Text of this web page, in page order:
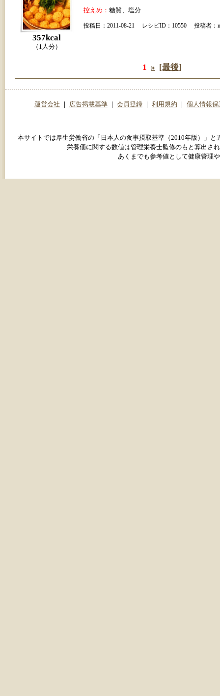
357kcal
（1人分）
控えめ： 糖質、塩分
投稿日：2011-08-21 レシピID：10550 投稿者：
1 » [最後]
運営会社 ｜ 広告掲載基準 ｜ 会員登録 ｜ 利用規約 ｜ 個人情報保
本サイトでは厚生労働省の「日本人の食事摂取基準（2010年版）」
栄養価に関する数値は管理栄養士監修のもと算出さ
あくまでも参考値として健康管理